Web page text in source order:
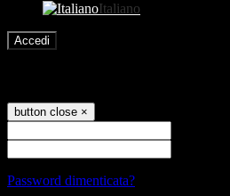
Italiano
Accedi
button close ×
Password dimenticata?